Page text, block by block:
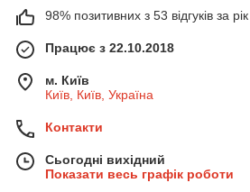
98% позитивних з 53 відгуків за рік
Працює з 22.10.2018
м. Київ
Київ, Київ, Україна
Контакти
Сьогодні вихідний
Показати весь графік роботи